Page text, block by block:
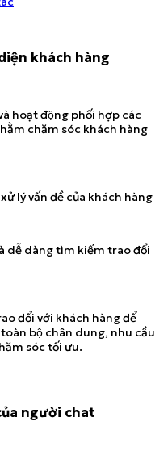
khách hàng
hoạt động phối hợp các
chăm sóc khách hàng
lý vấn đề của khách hàng
dễ dàng tìm kiếm trao đổi
đổi với khách hàng để
bộ chân dung, nhu cầu
sóc tối ưu.
người chat